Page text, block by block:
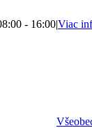
- 16:00|Viac